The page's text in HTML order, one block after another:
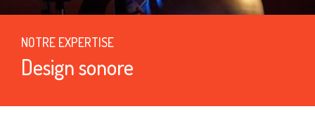
NOTRE EXPERTISE
Design sonore